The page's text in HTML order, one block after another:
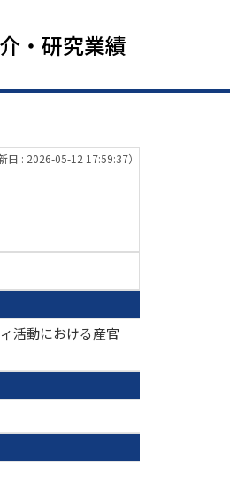
・研究業績
日 : 2026-05-12 17:59:37）
活動における産官